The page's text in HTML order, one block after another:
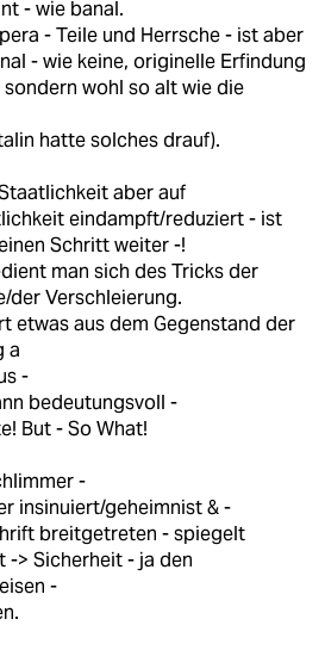
- wie banal.
- Teile und Herrsche - ist aber
- wie keine, originelle Erfindung
sondern wohl so alt wie die
hatte solches drauf).
aber auf
eindampft/reduziert - ist
Schritt weiter -!
man sich des Tricks der
der Verschleierung.
etwas aus dem Gegenstand der
a
-
bedeutungsvoll -
But - So What!
-
insinuiert/geheimnist & -
breitgetreten - spiegelt
-> Sicherheit - ja den
-